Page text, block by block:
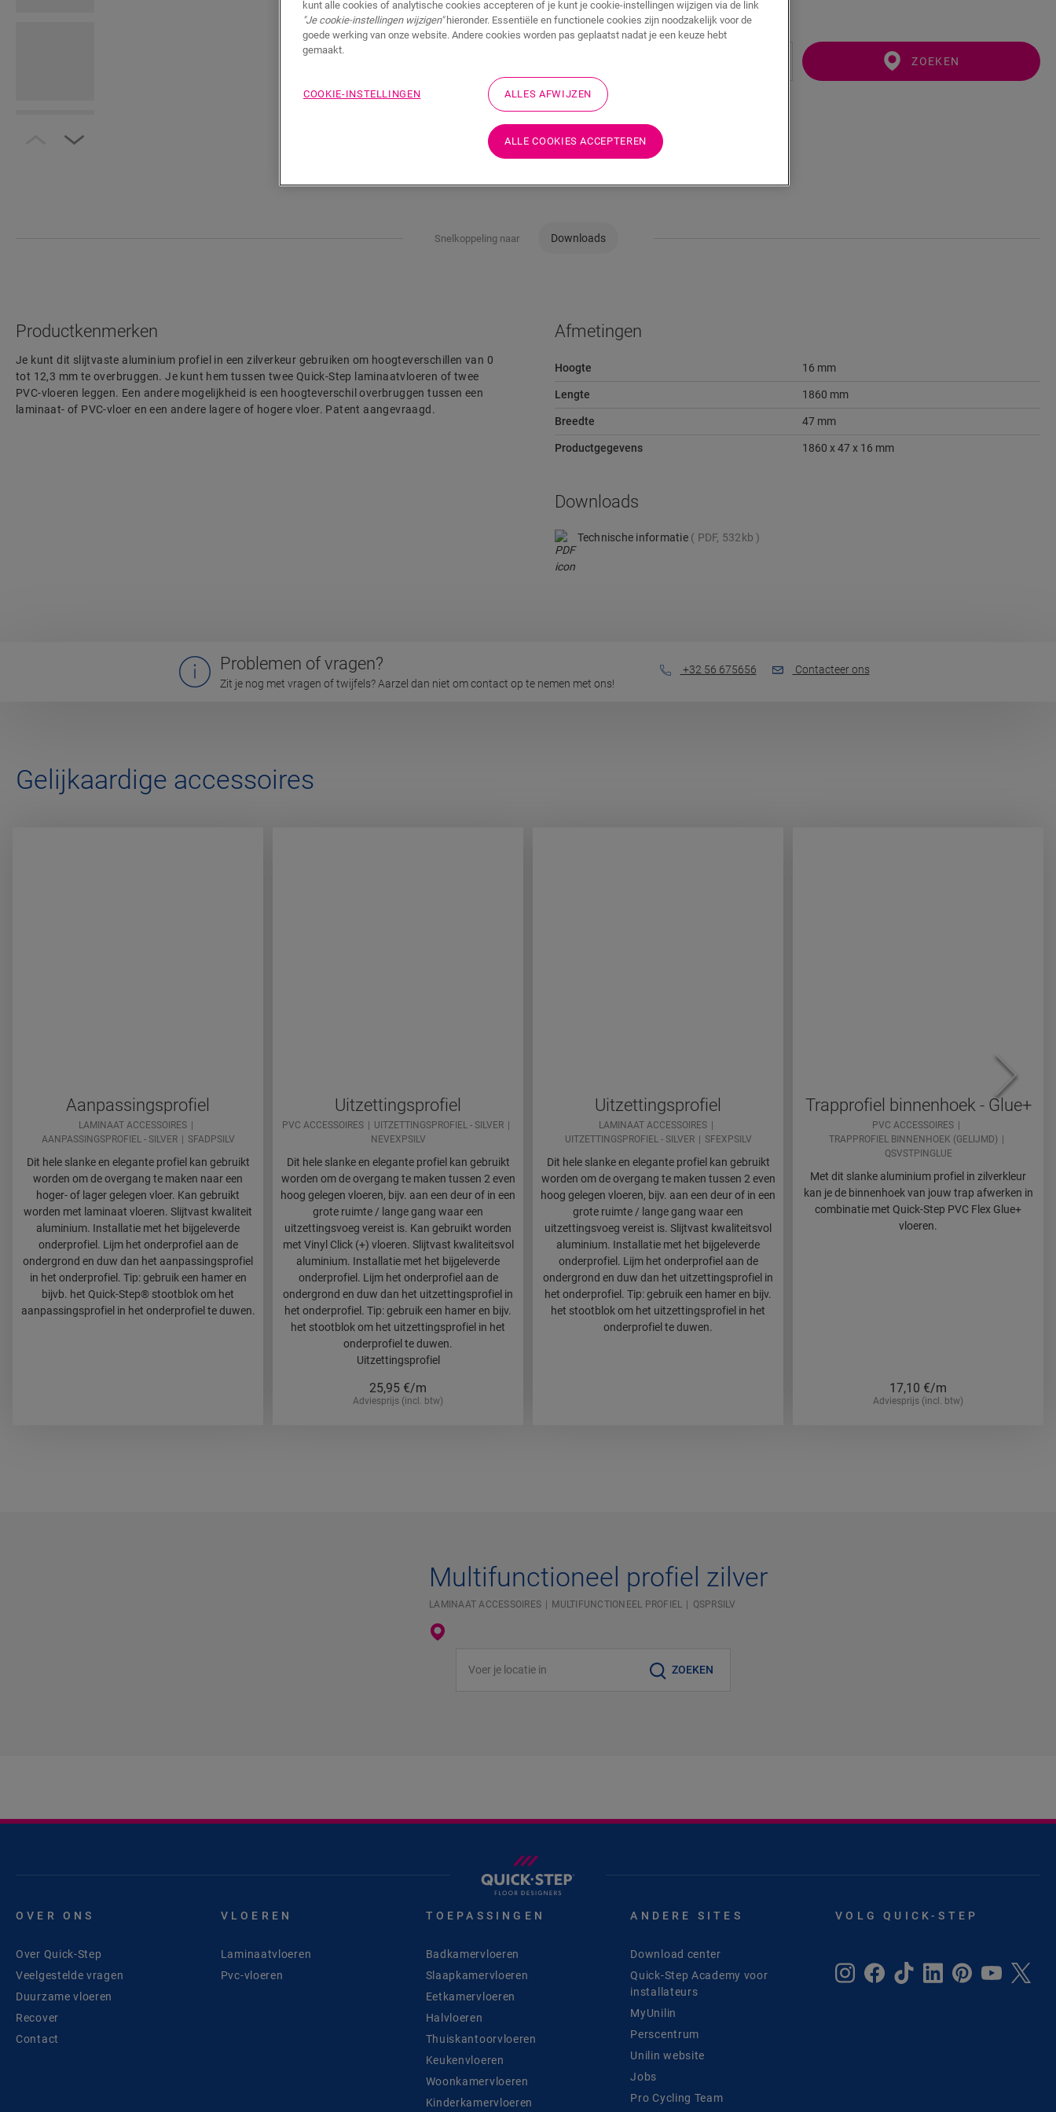
Adviesprijs (incl. btw)
ZOEKEN
Snelkoppeling naar Downloads
Productkenmerken
Je kunt dit slijtvaste aluminium profiel in een zilverkeur gebruiken om hoogteverschillen van 0
tot 12,3 mm te overbruggen. Je kunt hem tussen twee Quick-Step laminaatvloeren of twee
PVC-vloeren leggen. Een andere mogelijkheid is een hoogteverschil overbruggen tussen een
laminaat- of PVC-vloer en een andere lagere of hogere vloer. Patent aangevraagd.
Afmetingen
Hoogte 16 mm
Lengte 1860 mm
Breedte 47 mm
Productgegevens 1860 x 47 x 16 mm
Downloads
Technische informatie PDF, 532kb
Problemen of vragen?
Zit je nog met vragen of twijfels? Aarzel dan niet om contact op te nemen met ons!
+32 56 675656 Contacteer ons
Gelijkaardige accessoires
Aanpassingsprofiel
LAMINAAT ACCESSOIRES
AANPASSINGSPROFIEL - SILVER
SFADPSILV
Dit hele slanke en elegante profiel kan gebruikt
worden om de overgang te maken naar een
hoger- of lager gelegen vloer. Kan gebruikt
worden met laminaat vloeren. Slijtvast kwaliteit
aluminium. Installatie met het bijgeleverde
onderprofiel. Lijm het onderprofiel aan de
ondergrond en duw dan het aanpassingsprofiel
in het onderprofiel. Tip: gebruik een hamer en
bijvb. het Quick-Step® stootblok om het
aanpassingsprofiel in het onderprofiel te duwen.
Uitzettingsprofiel
PVC ACCESSOIRES
UITZETTINGSPROFIEL - SILVER
NEVEXPSILV
Dit hele slanke en elegante profiel kan gebruikt
worden om de overgang te maken tussen 2 even
hoog gelegen vloeren, bijv. aan een deur of in een
grote ruimte / lange gang waar een
uitzettingsvoeg vereist is. Kan gebruikt worden
met Vinyl Click (+) vloeren. Slijtvast kwaliteitsvol
aluminium. Installatie met het bijgeleverde
onderprofiel. Lijm het onderprofiel aan de
ondergrond en duw dan het uitzettingsprofiel in
het onderprofiel. Tip: gebruik een hamer en bijv.
het stootblok om het uitzettingsprofiel in het
onderprofiel te duwen.
Uitzettingsprofiel
25,95 €/m
Adviesprijs (incl. btw)
Uitzettingsprofiel
LAMINAAT ACCESSOIRES
UITZETTINGSPROFIEL - SILVER
SFEXPSILV
Dit hele slanke en elegante profiel kan gebruikt
worden om de overgang te maken tussen 2 even
hoog gelegen vloeren, bijv. aan een deur of in een
grote ruimte / lange gang waar een
uitzettingsvoeg vereist is. Slijtvast kwaliteitsvol
aluminium. Installatie met het bijgeleverde
onderprofiel. Lijm het onderprofiel aan de
ondergrond en duw dan het uitzettingsprofiel in
het onderprofiel. Tip: gebruik een hamer en bijv.
het stootblok om het uitzettingsprofiel in het
onderprofiel te duwen.
Trapprofiel binnenhoek - Glue+
PVC ACCESSOIRES
TRAPPROFIEL BINNENHOEK (GELIJMD)
QSVSTPINGLUE
Met dit slanke aluminium profiel in zilverkleur
kan je de binnenhoek van jouw trap afwerken in
combinatie met Quick-Step PVC Flex Glue+
vloeren.
17,10 €/m
Adviesprijs (incl. btw)
Multifunctioneel profiel zilver
LAMINAAT ACCESSOIRES MULTIFUNCTIONEEL PROFIEL QSPRSILV
ZOEKEN
OVER ONS
Over Quick-Step
Veelgestelde vragen
Duurzame vloeren
Recover
Contact
VLOEREN
Laminaatvloeren
Pvc-vloeren
TOEPASSINGEN
Badkamervloeren
Slaapkamervloeren
Eetkamervloeren
Halvloeren
Thuiskantoorvloeren
Keukenvloeren
Woonkamervloeren
Kinderkamervloeren
ANDERE SITES
Download center
Quick-Step Academy voor
installateurs
MyUnilin
Perscentrum
Unilin website
Jobs
Pro Cycling Team
VOLG QUICK-STEP
kunt alle cookies of analytische cookies accepteren of je kunt je cookie-instellingen wijzigen via de link
"Je cookie-instellingen wijzigen"hieronder. Essentiële en functionele cookies zijn noodzakelijk voor de
goede werking van onze website. Andere cookies worden pas geplaatst nadat je een keuze hebt
gemaakt.
COOKIE-INSTELLINGEN ALLES AFWIJZEN
ALLE COOKIES ACCEPTEREN